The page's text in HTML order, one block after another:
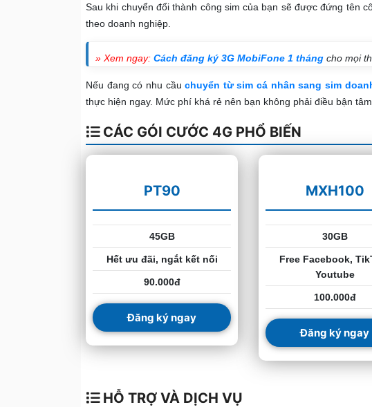
Sau khi chuyển đổi thành công sim của bạn sẽ được đứng tên
theo doanh nghiệp.
» Xem ngay: Cách đăng ký 3G MobiFone 1 tháng cho mọi
Nếu đang có nhu cầuchuyển từ sim cá nhân sang sim
thực hiện ngay. Mức phí khá rẻ nên bạn không phải điều bận
CÁC GÓI CƯỚC 4G PHỔ BIẾN
PT90
45GB
Hết ưu đãi, ngắt kết nối
90.000đ
Đăng ký ngay
MXH100
30GB
Free Facebook,
Youtube
100.000đ
Đăng ký ngay
HỖ TRỢ VÀ DỊCH VỤ